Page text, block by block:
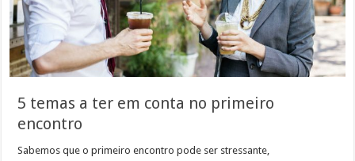
5 temas a ter em conta no primeiro
encontro
Sabemos que o primeiro encontro pode ser stressante,